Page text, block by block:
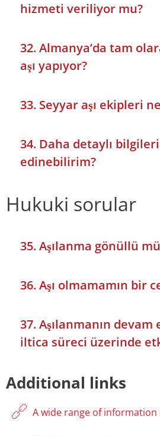
hizmeti veriliyor mu?
32. Almanya’da tam
aşı yapıyor?
33. Seyyar aşı ekipleri
34. Daha detaylı
edinebilirim?
Hukuki sorular
35. Aşılanma gönüllü
36. Aşı olmamamın bir
37. Aşılanmanın devam
iltica süreci üzerinde
Additional links
A wide range of information